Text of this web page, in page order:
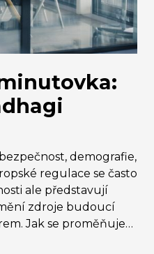
demografie,
regulace se často
ale představují
zdroje budoucí
Jak se proměňuje